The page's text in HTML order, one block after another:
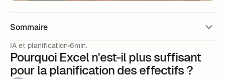
Sommaire
IA et planification 6min.
Pourquoi Excel n'est-il plus suffisant
pour la planification des effectifs ?